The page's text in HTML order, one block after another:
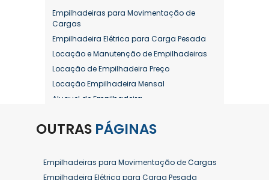
Empilhadeiras para Movimentação de
Cargas
Empilhadeira Elétrica para Carga Pesada
Locação e Manutenção de Empilhadeiras
Locação de Empilhadeira Preço
Locação Empilhadeira Mensal
Aluguel de Empilhadeira
Aluguel de Empilhadeira Diária Valor
Aluguel de Empilhadeira Elétrica Preço
Aluguel de Empilhadeira Mensal
OUTRAS PÁGINAS
Empilhadeiras para Movimentação de Cargas
Empilhadeira Elétrica para Carga Pesada